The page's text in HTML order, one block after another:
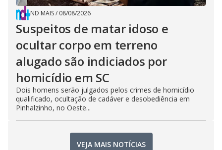
ND MAIS/ 08/08/2026
Suspeitos de matar idoso e
ocultar corpo em terreno
alugado são indiciados por
homicídio em SC
Dois homens serão julgados pelos crimes de homicídio
qualificado, ocultação de cadáver e desobediência em
Pinhalzinho, no Oeste...
VEJA MAIS NOTÍCIAS